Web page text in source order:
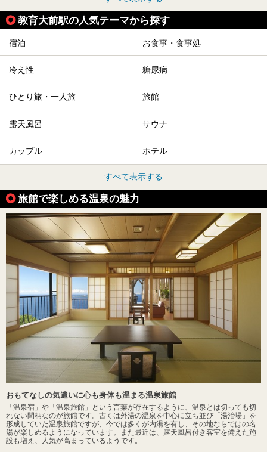
教育大前駅の人気テーマから探す
宿泊 お食事・食事処
冷え性 糖尿病
ひとり旅・一人旅 旅館
露天風呂 サウナ
カップル ホテル
すべて表示する
旅館で楽しめる温泉の魅力
おもてなしの気遣いに心も身体も温まる温泉旅館
「温泉宿」や「温泉旅館」という言葉が存在するように、温泉とは切っても切
れない間柄なのが旅館です。古くは外湯の温泉を中心に立ち並び「湯治場」を
形成していた温泉旅館ですが、今では多くが内湯を有し、その地ならではの名
湯が楽しめるようになっています。また最近は、露天風呂付き客室を備えた施
設も増え、人気が高まっているようです。